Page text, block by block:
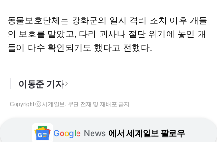
동물보호단체는 강화군의 일시 격리 조치 이후 개들
의 보호를 맡았고, 다리 괴사나 절단 위기에 놓인 개
들이 다수 확인되기도 했다고 전했다.
이동준 기자
Copyright ⓒ 세계일보. 무단 전재 및 재배포 금지
Google News 에서 세계일보 팔로우